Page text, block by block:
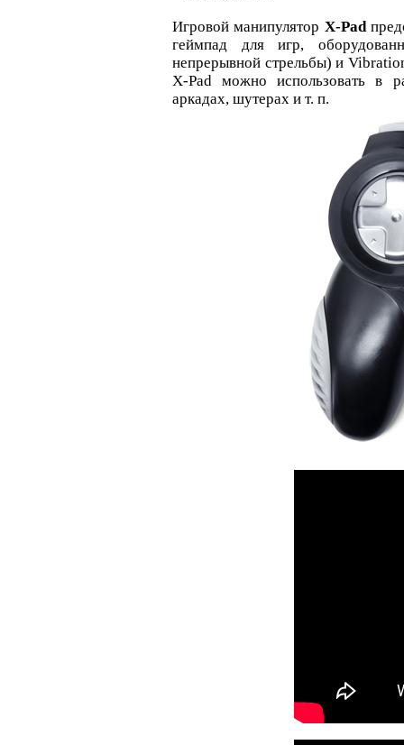
Игровой манипулятор X-Pad
геймпад для игр,
непрерывной стрельбы) и
X-Pad можно использовать в
аркадах, шутерах и т. п.